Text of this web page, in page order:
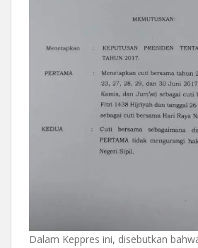
Dalam Keppres ini, disebutkan